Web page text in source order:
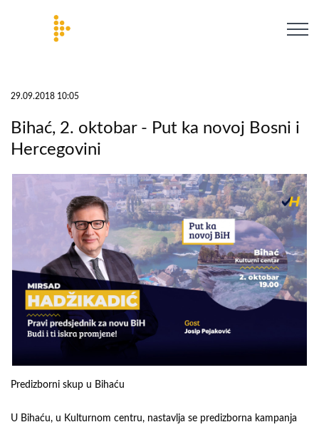
29.09.2018 10:05
Bihać, 2. oktobar - Put ka novoj Bosni i
Hercegovini
Predizborni skup u Bihaću
U Bihaću, u Kulturnom centru, nastavlja se predizborna kampanja